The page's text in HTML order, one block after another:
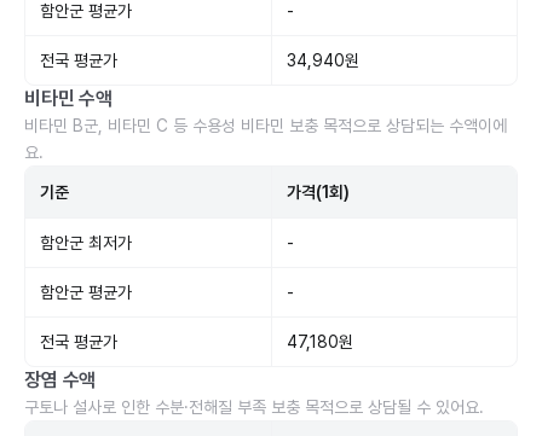
함안군 평균가 -
전국 평균가 34,940원
비타민 수액
비타민 B군, 비타민 C 등 수용성 비타민 보충 목적으로 상담되는 수액이에
요.
기준 가격(1회)
함안군 최저가 -
함안군 평균가 -
전국 평균가 47,180원
장염 수액
구토나 설사로 인한 수분·전해질 부족 보충 목적으로 상담될 수 있어요.